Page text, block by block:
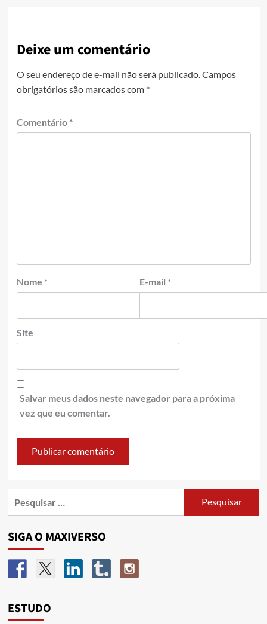
Deixe um comentário
O seu endereço de e-mail não será publicado. Campos
obrigatórios são marcados com *
Comentário *
Nome * E-mail *
Site
Salvar meus dados neste navegador para a próxima
vez que eu comentar.
SIGA O MAXIVERSO
ESTUDO